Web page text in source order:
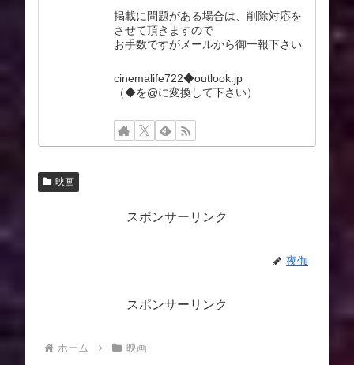
掲載に問題がある場合は、削除対応を
させて頂きますので
お手数ですがメールから御一報下さい
cinemalife722◆outlook.jp
（◆を@に変換して下さい）
映画
スポンサーリンク
夜伽
スポンサーリンク
ホーム 映画